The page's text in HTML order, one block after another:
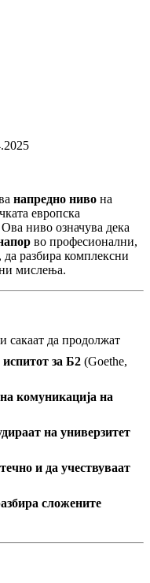
напредно ниво на
европска
ниво означува дека
во професионални,
разбира комплексни
мислења.
сакаат да продолжат
испитот за Б2 (Goethe,
комуникација на
на универзитет
и да учествуваат
сложените